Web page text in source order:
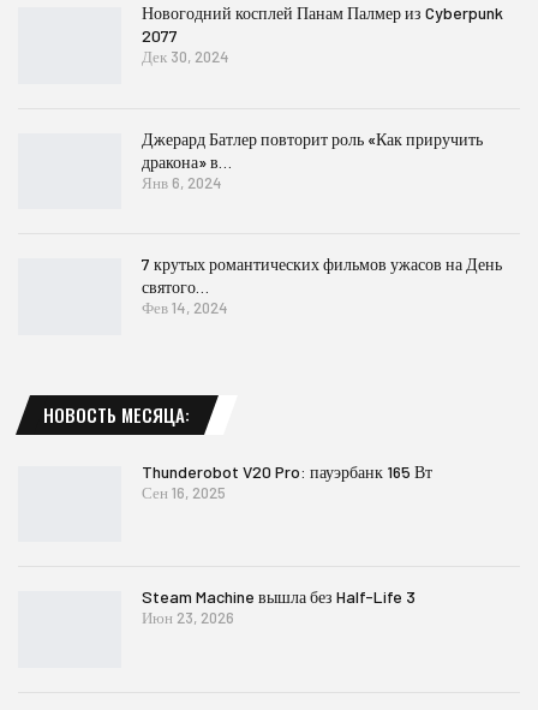
Новогодний косплей Панам Палмер из Cyberpunk
2077
Дек 30, 2024
Джерард Батлер повторит роль «Как приручить
дракона» в…
Янв 6, 2024
7 крутых романтических фильмов ужасов на День
святого…
Фев 14, 2024
НОВОСТЬ МЕСЯЦА:
Thunderobot V20 Pro: пауэрбанк 165 Вт
Сен 16, 2025
Steam Machine вышла без Half-Life 3
Июн 23, 2026